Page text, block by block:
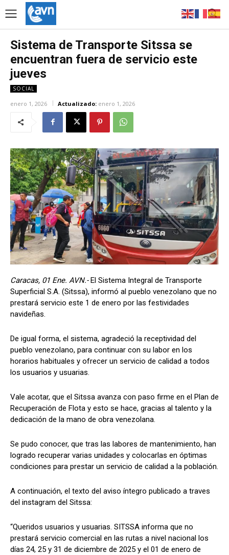
Sistema de Transporte Sitssa se
encuentran fuera de servicio este
jueves
SOCIAL
enero 1, 2026 Actualizado: enero 1, 2026
Caracas, 01 Ene. AVN.-El Sistema Integral de Transporte
Superficial S.A. (Sitssa), informó al pueblo venezolano que no
prestará servicio este 1 de enero por las festividades
navideñas.
De igual forma, el sistema, agradeció la receptividad del
pueblo venezolano, para continuar con su labor en los
horarios habituales y ofrecer un servicio de calidad a todos
los usuarios y usuarias.
Vale acotar, que el Sitssa avanza con paso firme en el Plan de
Recuperación de Flota y esto se hace, gracias al talento y la
dedicación de la mano de obra venezolana.
Se pudo conocer, que tras las labores de mantenimiento, han
logrado recuperar varias unidades y colocarlas en óptimas
condiciones para prestar un servicio de calidad a la población.
A continuación, el texto del aviso íntegro publicado a traves
del instagram del Sitssa:
“Queridos usuarios y usuarias. SITSSA informa que no
prestará servicio comercial en las rutas a nivel nacional los
días 24, 25 y 31 de diciembre de 2025 y el 01 de enero de